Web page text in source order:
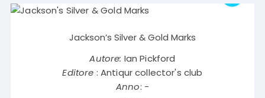
Jackson’s Silver & Gold Marks
Autore: Ian Pickford
Editore : Antiqur collector's club
Anno: -